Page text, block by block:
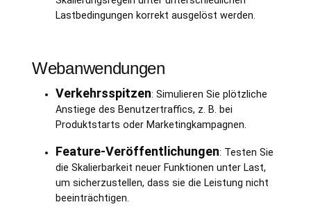
Lastbedingungen korrekt ausgelöst werden.
Webanwendungen
Verkehrsspitzen: Simulieren Sie plötzliche
Anstiege des Benutzertraffics, z. B. bei
Produktstarts oder Marketingkampagnen.
Feature-Veröffentlichungen: Testen Sie
die Skalierbarkeit neuer Funktionen unter Last,
um sicherzustellen, dass sie die Leistung nicht
beeinträchtigen.